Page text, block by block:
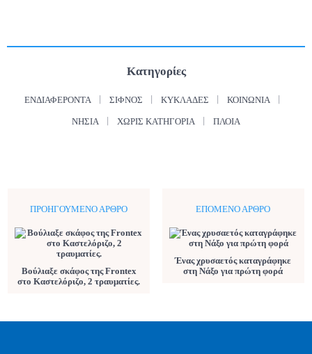
Κατηγορίες
ΕΝΔΙΑΦΈΡΟΝΤΑ ΣΊΦΝΟΣ ΚΥΚΛΆΔΕΣ ΚΟΙΝΩΝΊΑ
ΝΗΣΙΆ ΧΩΡΊΣ ΚΑΤΗΓΟΡΊΑ ΠΛΟΊΑ
ΠΡΟΗΓΟΎΜΕΝΟ ΆΡΘΡΟ
Βούλιαξε σκάφος της Frontex
στο Καστελόριζο, 2 τραυματίες.
ΕΠΌΜΕΝΟ ΆΡΘΡΟ
Ένας χρυσαετός καταγράφηκε
στη Νάξο για πρώτη φορά